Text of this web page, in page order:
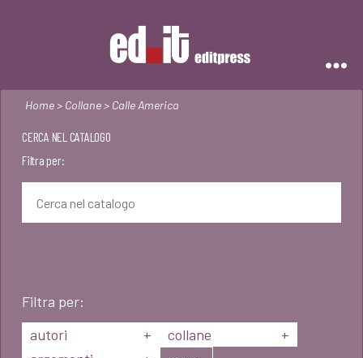
Home> Collane> Calle America
CERCA NEL CATALOGO
Filtra per:
Filtra per:
autori
+ collane
+